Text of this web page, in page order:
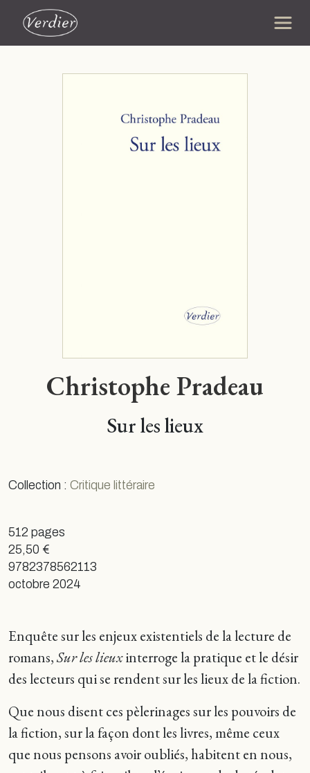
Christophe Pradeau
Sur les lieux
Collection : Critique littéraire
512 pages
25,50 €
9782378562113
octobre 2024
Enquête sur les enjeux existentiels de la lecture de
romans,Sur les lieuxinterroge la pratique et le désir
des lecteurs qui se rendent sur les lieux de la fiction.
Que nous disent ces pèlerinages sur les pouvoirs de
la fiction, sur la façon dont les livres, même ceux
que nous pensons avoir oubliés, habitent en nous,